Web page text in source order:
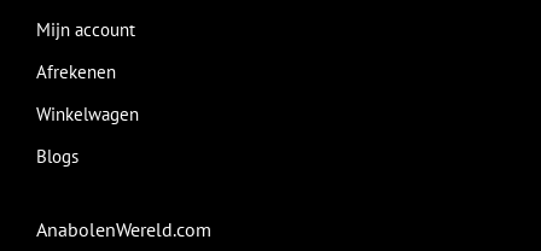
Mijn account
Afrekenen
Winkelwagen
Blogs
AnabolenWereld.com